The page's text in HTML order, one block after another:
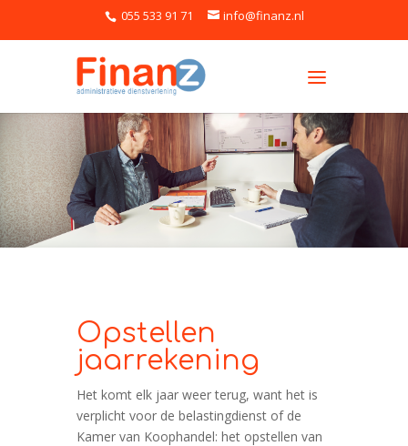
055 533 91 71 info@finanz.nl
Opstellen
jaarrekening
Het komt elk jaar weer terug, want het is
verplicht voor de belastingdienst of de
Kamer van Koophandel: het opstellen van